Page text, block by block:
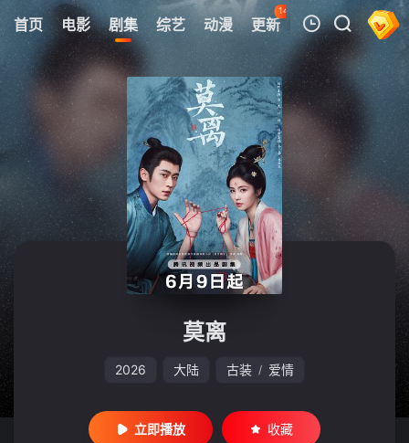
首页 电影 剧集 综艺 动漫 更新
142
热榜 APP
我的观影记录
暂无观看影片的记录
莫离
2026 大陆 古装 / 爱情
立即播放 收藏